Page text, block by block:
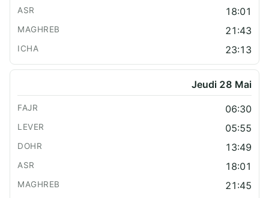
18:01
21:43
23:13
Jeudi 28 Mai
06:30
05:55
13:49
18:01
21:45